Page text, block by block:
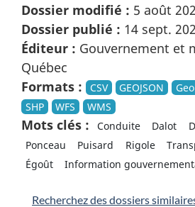
Dossier modifié : 5 août
Dossier publié : 14 sept.
Éditeur : Gouvernement et
Québec
Formats :
CSV GEOJSON
SHP
WFS WMS
Mots clés : Conduite Dalot
Ponceau
Puisard Rigole
Égoût
Information
Recherchez des dossiers